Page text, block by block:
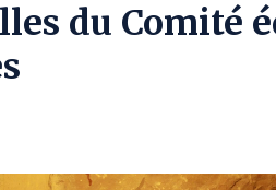
du Comité